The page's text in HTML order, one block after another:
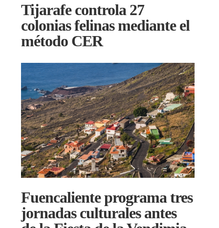
Tijarafe controla 27
colonias felinas mediante el
método CER
Fuencaliente programa tres
jornadas culturales antes